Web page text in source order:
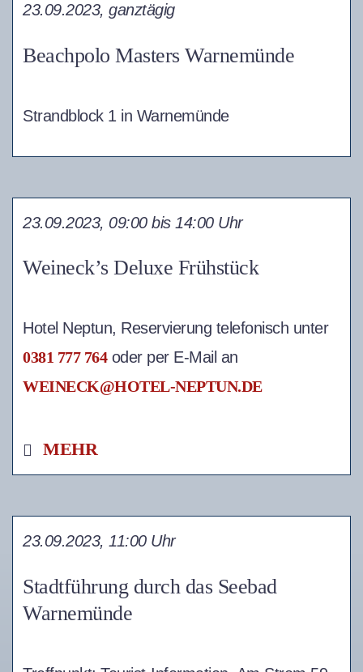
Beachpolo Masters Warnemünde
23.09.2023, ganztägig
Strandblock 1 in Warnemünde
Weineck’s Deluxe Frühstück
23.09.2023, 09:00 bis 14:00 Uhr
Hotel Neptun, Reservierung telefonisch unter
0381 777 764oder per E-Mail an
WEINECK@HOTEL-NEPTUN.DE
MEHR
Stadtführung durch das Seebad
Warnemünde
23.09.2023, 11:00 Uhr